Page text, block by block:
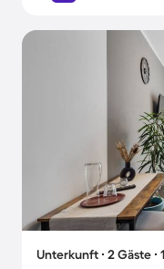
Unterkunft ∙ 2 Gäste ∙